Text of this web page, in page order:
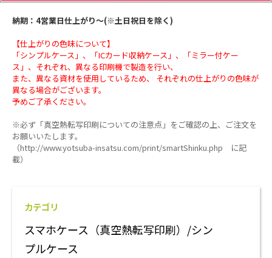
納期：4営業日仕上がり〜(※土日祝日を除く)
【仕上がりの色味について】
「シンプルケース」、「ICカード収納ケース」、「ミラー付ケー
ス」、それぞれ、異なる印刷機で製造を行い、
また、異なる資材を使用しているため、 それぞれの仕上がりの色味が
異なる場合がございます。
予めご了承ください。
※必ず「真空熱転写印刷についての注意点」 をご確認の上、ご注文を
お願いいたします。
（http://www.yotsuba-insatsu.com/print/smartShinku.php に記
載）
カテゴリ
スマホケース（真空熱転写印刷）/シン
プルケース